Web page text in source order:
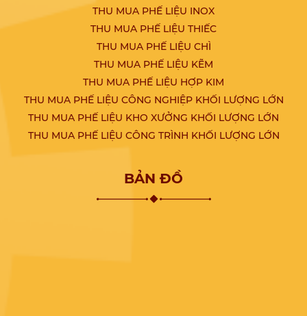
THU MUA PHẾ LIỆU INOX
THU MUA PHẾ LIỆU THIẾC
THU MUA PHẾ LIỆU CHÌ
THU MUA PHẾ LIỆU KẼM
THU MUA PHẾ LIỆU HỢP KIM
THU MUA PHẾ LIỆU CÔNG NGHIỆP KHỐI LƯỢNG LỚN
THU MUA PHẾ LIỆU KHO XƯỞNG KHỐI LƯỢNG LỚN
THU MUA PHẾ LIỆU CÔNG TRÌNH KHỐI LƯỢNG LỚN
BẢN ĐỒ